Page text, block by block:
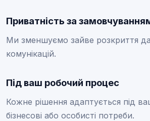
Приватність за
Ми зменшуємо зайве розкриття
комунікацій.
Під ваш робочий процес
Кожне рішення адаптується під
бізнесові або особисті потреби.